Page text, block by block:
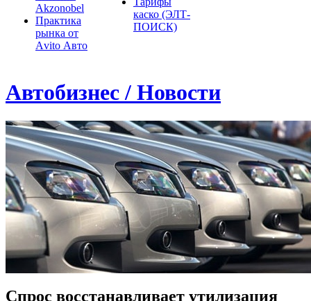
Akzonobel
Практика
рынка от
Аvito Авто
каско (ЭЛТ-
ПОИСК)
Автобизнес / Новости
Спрос восстанавливает утилизация